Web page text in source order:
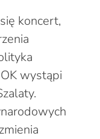
koncert,
wystąpi